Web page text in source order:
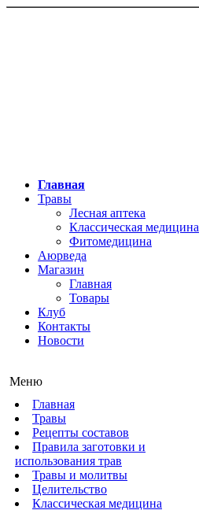
Главная
Травы
Лесная аптека
Классическая медицина
Фитомедицина
Аюрведа
Магазин
Главная
Товары
Клуб
Контакты
Новости
Меню
Главная
Травы
Рецепты составов
Правила заготовки и
использования трав
Травы и молитвы
Целительство
Классическая медицина